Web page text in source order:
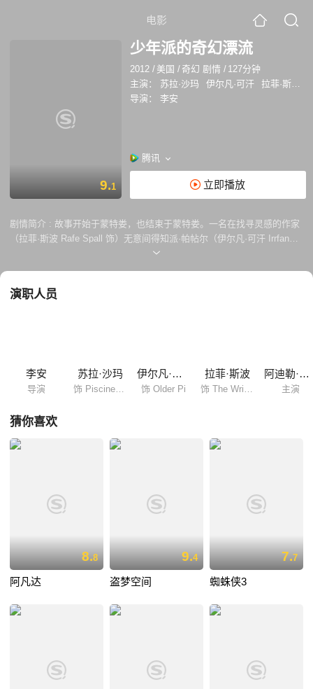
电影
9.1
少年派的奇幻漂流
2012 / 美国 / 奇幻 剧情 / 127分钟
主演：
苏拉·沙玛 伊尔凡·可汗 拉菲·斯波
导演：
李安
腾讯
立即播放
剧情简介 : 故事开始于蒙特娄，也结束于蒙特娄。一名在找寻灵感的作家
（拉菲·斯波 Rafe Spall 饰）无意间得知派·帕帖尔（伊尔凡·可汗 Irrfan
Khan 饰）的传奇故事。派的父亲（阿迪勒·侯赛因 Adil Hussain 饰）开了
举家移民加拿大以追求更好的生活，而他也必须离开他的初恋情人。在前
克，一只孟加拉老虎。神奇的冒险旅程就这样意...
演职人员
李安
导演
苏拉·沙玛 伊尔凡·可汗
饰 Older Pi
拉菲·斯波 阿迪勒·侯赛因
主演
猜你喜欢
8.8
阿凡达
9.4
盗梦空间
7.7
蜘蛛侠3